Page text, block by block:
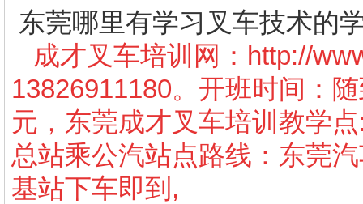
东莞哪里有学习叉车技术的
成才叉车培训网： http://
13826911180。开班时间：
元，东莞成才叉车培训教学
总站乘公汽站点路线：东莞
基站下车即到,